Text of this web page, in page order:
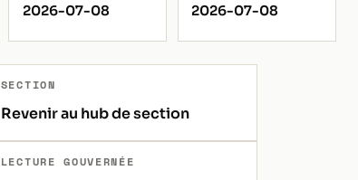
2026-07-08 2026-07-08
SECTION
Revenir au hub de section
LECTURE GOUVERNÉE